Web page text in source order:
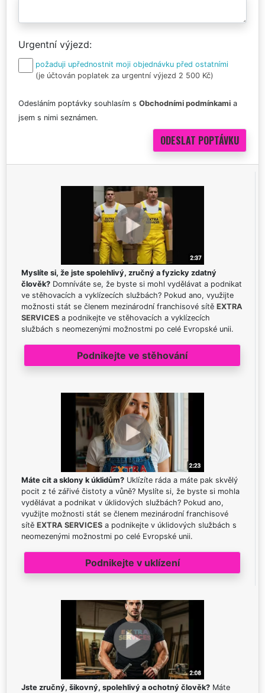
Urgentní výjezd
požaduji upřednostnit moji objednávku před ostatními
(je účtován poplatek za urgentní výjezd 2 500 Kč)
Odesláním poptávky souhlasím s Obchodními podmínkami a
jsem s nimi seznámen.
Myslíte si, že jste spolehlivý, zručný a fyzicky zdatný
člověk? Domníváte se, že byste si mohl vydělávat a podnikat
ve stěhovacích a vyklízecích službách? Pokud ano, využijte
možnosti stát se členem mezinárodní franchisové sítě EXTRA
SERVICES a podnikejte ve stěhovacích a vyklízecích
službách s neomezenými možnostmi po celé Evropské unii.
Podnikejte ve stěhování
Máte cit a sklony k úklidům? Uklízíte ráda a máte pak skvělý
pocit z té zářivé čistoty a vůně? Myslíte si, že byste si mohla
vydělávat a podnikat v úklidových službách? Pokud ano,
využijte možnosti stát se členem mezinárodní franchisové
sítě EXTRA SERVICES a podnikejte v úklidových službách s
neomezenými možnostmi po celé Evropské unii.
Podnikejte v uklízení
Jste zručný, šikovný, spolehlivý a ochotný člověk? Máte